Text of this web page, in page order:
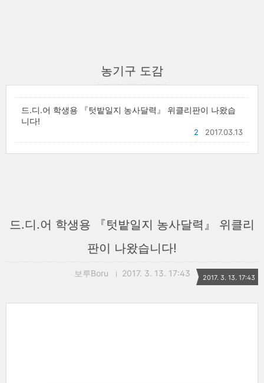
농기구 도감
드.디.어 학생용 『텃밭일지 농사달력』 위클리판이 나왔습
니다!
2017.03.13
2
드.디.어 학생용 『텃밭일지 농사달력』 위클리
판이 나왔습니다!
보루Boru 2017. 3. 13. 17:43 2017. 3. 13. 17:43